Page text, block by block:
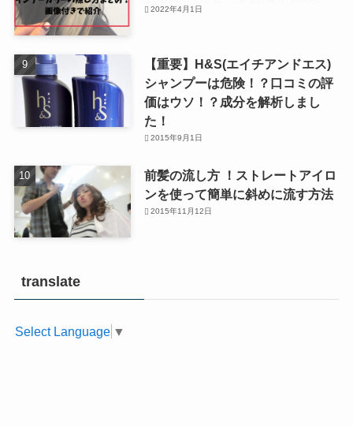
2022年4月1日
【重要】H&S(エイチアンドエス)
シャンプーは危険！？口コミの評
価はウソ！？成分を解析しまし
た！
2015年9月1日
前髪の流し方 ！ストレートアイロ
ンを使って簡単に斜めに流す方法
2015年11月12日
translate
Select Language ▼